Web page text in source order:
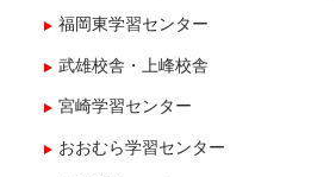
2025年3月(2)
2025年2月(1)
2024年12月(3)
2024年10月(3)
福岡東学習センター
武雄校舎・上峰校舎
宮崎学習センター
おおむら学習センター